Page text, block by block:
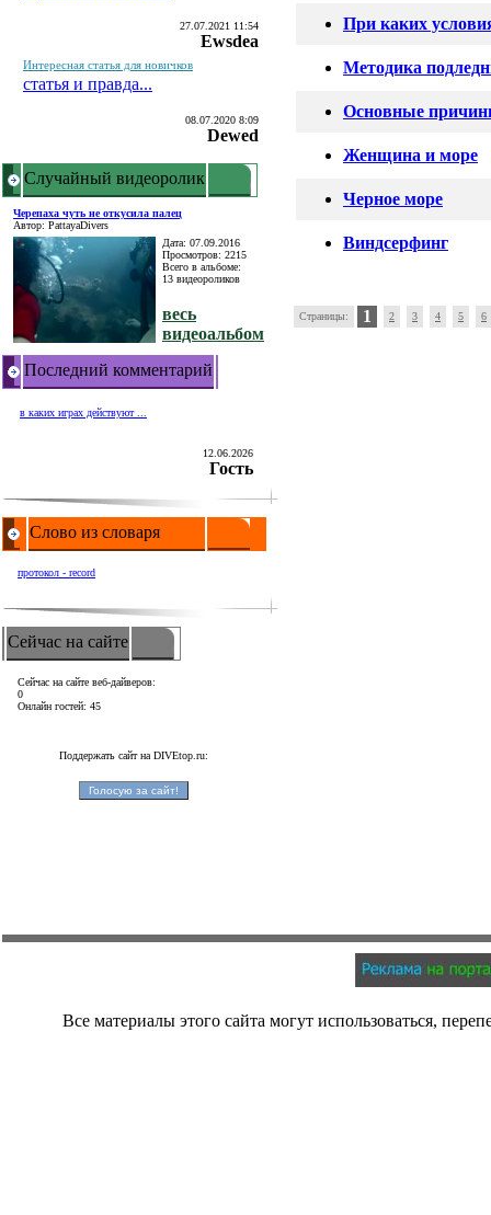
27.07.2021 11:54
Ewsdea
Интересная статья для новичков
статья и правда...
08.07.2020 8:09
Dewed
Случайный видеоролик
Черепаха чуть не откусила палец
Автор: PattayaDivers
Дата: 07.09.2016
Просмотров: 2215
Всего в альбоме:
13 видеороликов
весь
видеоальбом
Последний комментарий
в каких играх действуют ...
12.06.2026
Гость
Слово из словаря
протокол - record
Сейчас на сайте
Сейчас на сайте веб-дайверов:
0
Онлайн гостей: 45
Поддержать сайт на DIVEtop.ru:
При каких
Методика
Основные
Женщина и море
Черное море
Виндсерфинг
Страницы: 1 2 3 4 5 6
Все материалы этого сайта могут использоваться,